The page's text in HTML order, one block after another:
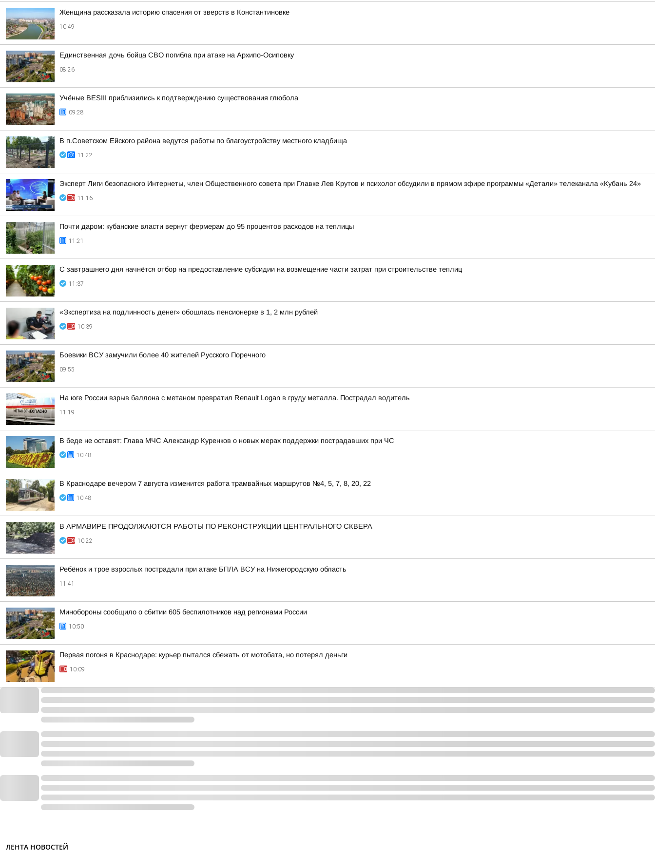
Женщина рассказала историю спасения от зверств в Константиновке
10:49
Единственная дочь бойца СВО погибла при атаке на Архипо-Осиповку
08:26
Учёные BESIII приблизились к подтверждению существования глюбола
09:28
В п.Советском Ейского района ведутся работы по благоустройству местного кладбища
11:22
Эксперт Лиги безопасного Интернеты, член Общественного совета при Главке Лев Крутов и психолог обсудили в прямом эфире программы «Детали» телеканала «Кубань 24»
11:16
Почти даром: кубанские власти вернут фермерам до 95 процентов расходов на теплицы
11:21
С завтрашнего дня начнётся отбор на предоставление субсидии на возмещение части затрат при строительстве теплиц
11:37
«Экспертиза на подлинность денег» обошлась пенсионерке в 1, 2 млн рублей
10:39
Боевики ВСУ замучили более 40 жителей Русского Поречного
09:55
На юге России взрыв баллона с метаном превратил Renault Logan в груду металла. Пострадал водитель
11:19
В беде не оставят: Глава МЧС Александр Куренков о новых мерах поддержки пострадавших при ЧС
10:48
В Краснодаре вечером 7 августа изменится работа трамвайных маршрутов №4, 5, 7, 8, 20, 22
10:48
В АРМАВИРЕ ПРОДОЛЖАЮТСЯ РАБОТЫ ПО РЕКОНСТРУКЦИИ ЦЕНТРАЛЬНОГО СКВЕРА
10:22
Ребёнок и трое взрослых пострадали при атаке БПЛА ВСУ на Нижегородскую область
11:41
Минобороны сообщило о сбитии 605 беспилотников над регионами России
10:50
Первая погоня в Краснодаре: курьер пытался сбежать от мотобата, но потерял деньги
10:09
ЛЕНТА НОВОСТЕЙ